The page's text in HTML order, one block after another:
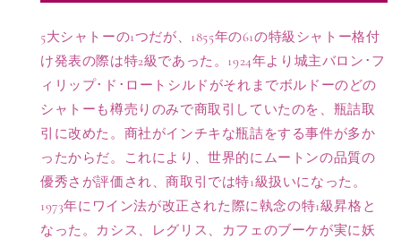
ム
ー
ト
ン
ロ
ト
チ
ル
ド
ポ
ム
ー
ト
ン
ロ
ト
チ
ル
ド
ポ
5大シャトーの1つだが、1855年の61の特級シャトー格付
け発表の際は特2級であった。1924年より城主バロン･フ
ィリップ･ド･ロートシルドがそれまでボルドーのどの
シャトーも樽売りのみで商取引していたのを、瓶詰取
引に改めた。商社がインチキな瓶詰をする事件が多か
ったからだ。これにより、世界的にムートンの品質の
優秀さが評価され、商取引では特1級扱いになった。
1973年にワイン法が改正された際に執念の特1級昇格と
なった。カシス、レグリス、カフェのブーケが実に妖